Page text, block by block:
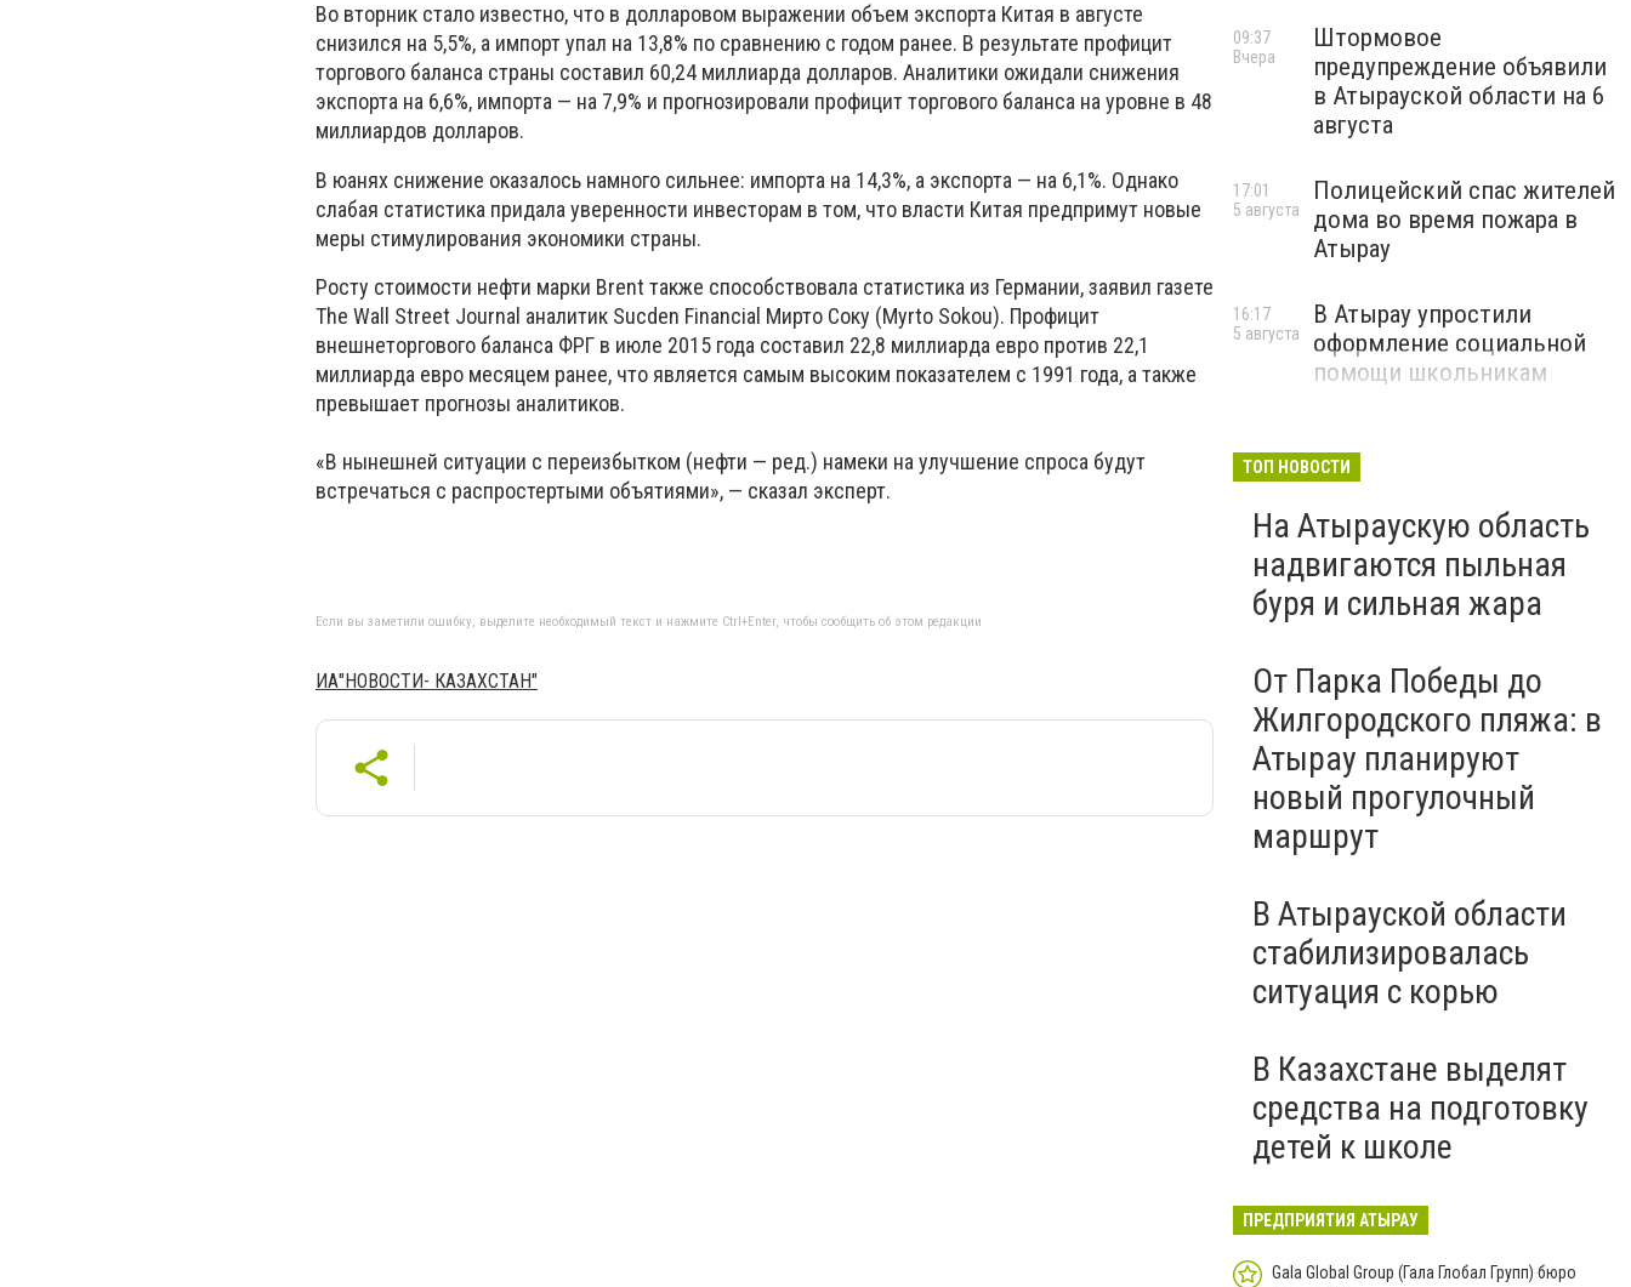
Во вторник стало известно, что в долларовом выражении объем экспорта Китая в августе
снизился на 5,5%, а импорт упал на 13,8% по сравнению с годом ранее. В результате профицит
торгового баланса страны составил 60,24 миллиарда долларов. Аналитики ожидали снижения
экспорта на 6,6%, импорта — на 7,9% и прогнозировали профицит торгового баланса на уровне в 48
миллиардов долларов.
В юанях снижение оказалось намного сильнее: импорта на 14,3%, а экспорта — на 6,1%. Однако
слабая статистика придала уверенности инвесторам в том, что власти Китая предпримут новые
меры стимулирования экономики страны.
Росту стоимости нефти марки Brent также способствовала статистика из Германии, заявил газете
The Wall Street Journal аналитик Sucden Financial Мирто Соку (Myrto Sokou). Профицит
внешнеторгового баланса ФРГ в июле 2015 года составил 22,8 миллиарда евро против 22,1
миллиарда евро месяцем ранее, что является самым высоким показателем с 1991 года, а также
превышает прогнозы аналитиков.
«В нынешней ситуации с переизбытком (нефти — ред.) намеки на улучшение спроса будут
встречаться с распростертыми объятиями», — сказал эксперт.
Если вы заметили ошибку, выделите необходимый текст и нажмите Ctrl+Enter, чтобы сообщить об этом редакции
ИА"НОВОСТИ- КАЗАХСТАН"
Штормовое
предупреждение объявили
в Атырауской области на 6
августа
09:37
Вчера
Полицейский спас жителей
дома во время пожара в
Атырау
17:01
5 августа
В Атырау упростили
оформление социальной
помощи школьникам
16:17
5 августа
ТОП НОВОСТИ
На Атыраускую область
надвигаются пыльная
буря и сильная жара
От Парка Победы до
Жилгородского пляжа: в
Атырау планируют
новый прогулочный
маршрут
В Атырауской области
стабилизировалась
ситуация с корью
В Казахстане выделят
средства на подготовку
детей к школе
ПРЕДПРИЯТИЯ АТЫРАУ
Gala Global Group (Гала Глобал Групп) бюро